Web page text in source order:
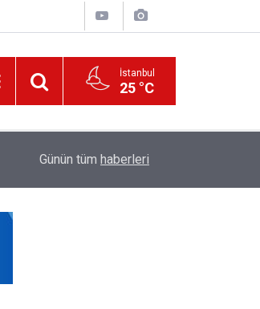
İstanbul
25 °C
O Öğretmenlerin Yaz Tatili 17 Ağustos'ta Sona
Günün tüm haberleri